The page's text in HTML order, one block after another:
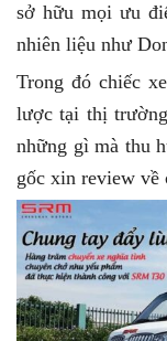
sở hữu mọi ưu
nhiên liệu như
Trong đó chiếc
lược tại thị
những gì mà thu
gốc xin review về